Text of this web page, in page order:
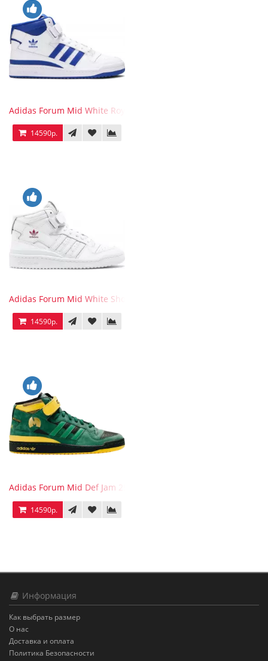
Adidas Forum Mid White Royal Blue
14590р.
Adidas Forum Mid White Shock Pink
14590р.
Adidas Forum Mid Def Jam 25th Anniversary
14590р.
Информация
Как выбрать размер
О нас
Доставка и оплата
Политика Безопасности